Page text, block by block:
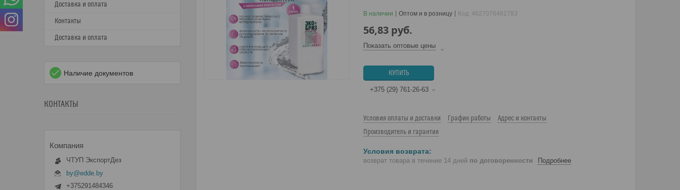
В наличии Оптом и в розницу Код: 4627076462783
56,83 руб.
Показать оптовые цены
КУПИТЬ
+375 (29) 761-26-63
Условия оплаты и доставки График работы
Адрес и контакты
Производитель и гарантия
возврат товара в течение 14 дней по договоренности Подробнее
Доставка и оплата
Контакты
Доставка и оплата
Наличие документов
КОНТАКТЫ
ЧТУП ЭкспортДез
by@edde.by
+375291484346